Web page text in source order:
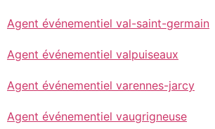
Agent événementiel val-saint-germain
Agent événementiel valpuiseaux
Agent événementiel varennes-jarcy
Agent événementiel vaugrigneuse